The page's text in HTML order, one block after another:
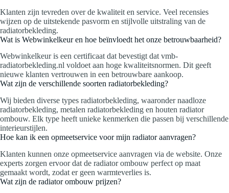
Klanten zijn tevreden over de kwaliteit en service. Veel recensies
wijzen op de uitstekende pasvorm en stijlvolle uitstraling van de
radiatorbekleding.
Wat is Webwinkelkeur en hoe beïnvloedt het onze betrouwbaarheid?
Webwinkelkeur is een certificaat dat bevestigt dat vmb-
radiatorbekleding.nl voldoet aan hoge kwaliteitsnormen. Dit geeft
nieuwe klanten vertrouwen in een betrouwbare aankoop.
Wat zijn de verschillende soorten radiatorbekleding?
Wij bieden diverse types radiatorbekleding, waaronder naadloze
radiatorbekleding, metalen radiatorbekleding en houten radiator
ombouw. Elk type heeft unieke kenmerken die passen bij verschillende
interieurstijlen.
Hoe kan ik een opmeetservice voor mijn radiator aanvragen?
Klanten kunnen onze opmeetservice aanvragen via de website. Onze
experts zorgen ervoor dat de radiator ombouw perfect op maat
gemaakt wordt, zodat er geen warmteverlies is.
Wat zijn de radiator ombouw prijzen?